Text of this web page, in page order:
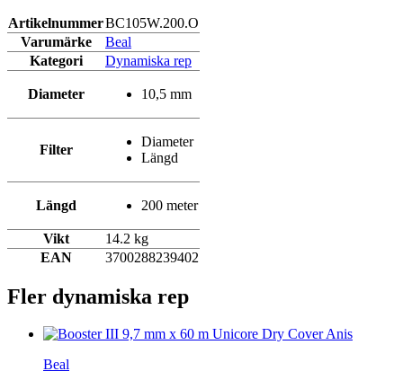
ArtikelnummerBC105W.200.O
Varumärke
Beal
Kategori
Dynamiska rep
Diameter 10,5 mm
Filter
Diameter
Längd
Längd 200 meter
Vikt
14.2 kg
EAN
3700288239402
Fler dynamiska rep
Beal